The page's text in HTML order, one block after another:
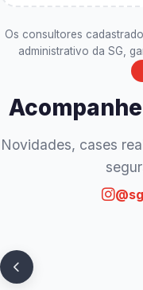
Os consultores
administrativo da SG,
Novidades, cases